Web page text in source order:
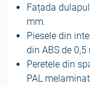
Fațada
mm.
Piesele din
din ABS de 0,5
Peretele din
PAL